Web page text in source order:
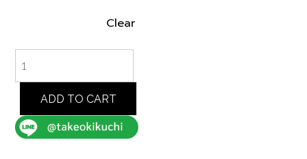
Clear
SUCKER
PRIMEFLEX
DOTAIR
EASY
PANTS
(K8173998)
ADD TO CART